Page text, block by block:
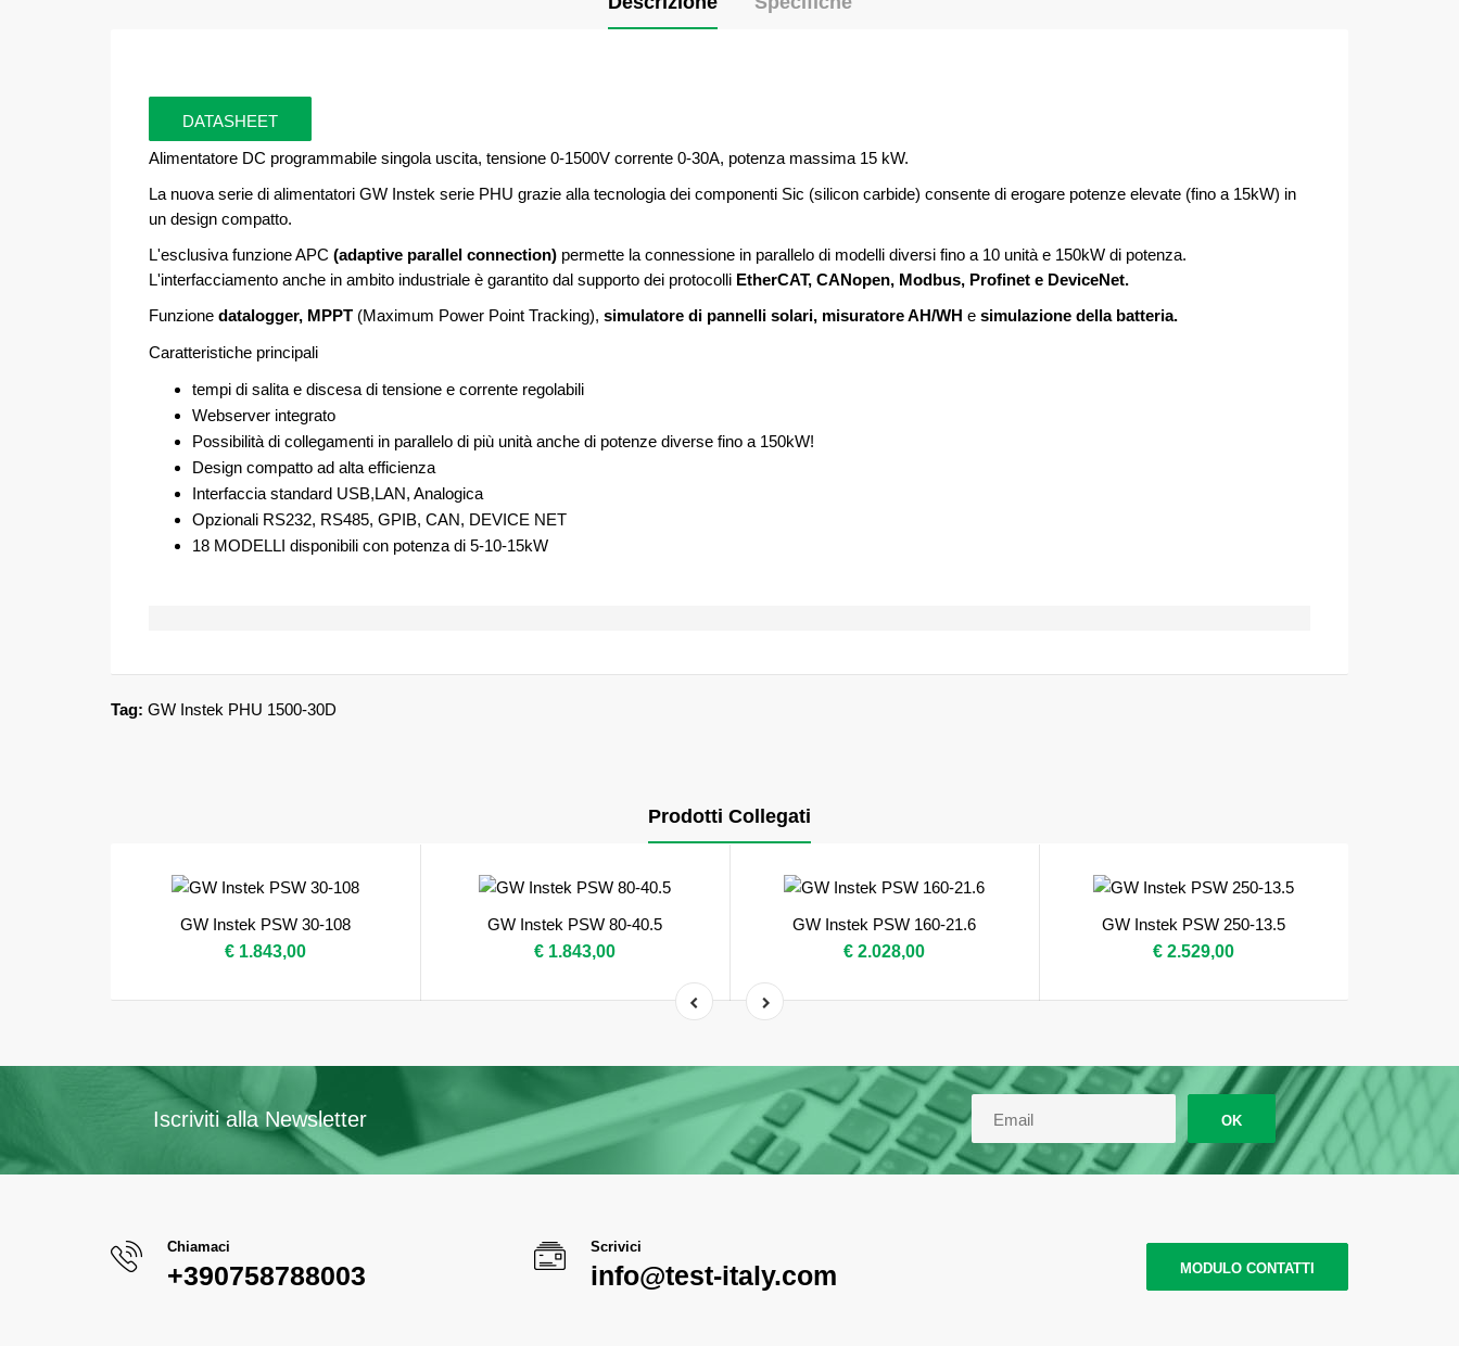
DATASHEET
Alimentatore DC programmabile singola uscita, tensione 0-1500V corrente 0-30A, potenza massima 15 kW.
La nuova serie di alimentatori GW Instek serie PHU grazie alla tecnologia dei componenti Sic (silicon carbide) consente di erogare potenze elevate (fino a 15kW) in
un design compatto.
L'esclusiva funzione APC (adaptive parallel connection) permette la connessione in parallelo di modelli diversi fino a 10 unità e 150kW di potenza.
L'interfacciamento anche in ambito industriale è garantito dal supporto dei protocolli EtherCAT, CANopen, Modbus, Profinet e DeviceNet.
Funzione datalogger, MPPT (Maximum Power Point Tracking), simulatore di pannelli solari, misuratore AH/WH e simulazione della batteria.
Caratteristiche principali
tempi di salita e discesa di tensione e corrente regolabili
Webserver integrato
Possibilità di collegamenti in parallelo di più unità anche di potenze diverse fino a 150kW!
Design compatto ad alta efficienza
Interfaccia standard USB,LAN, Analogica
Opzionali RS232, RS485, GPIB, CAN, DEVICE NET
18 MODELLI disponibili con potenza di 5-10-15kW
Tag: GW Instek PHU 1500-30D
Prodotti Collegati
GW Instek PSW 30-108
€ 1.843,00
GW Instek PSW 80-40.5
€ 1.843,00
GW Instek PSW 160-21.6
€ 2.028,00
GW Instek PSW 250-13.5
€ 2.529,00
Iscriviti alla Newsletter OK
Chiamaci
+390758788003
Scrivici
info@test-italy.com MODULO CONTATTI